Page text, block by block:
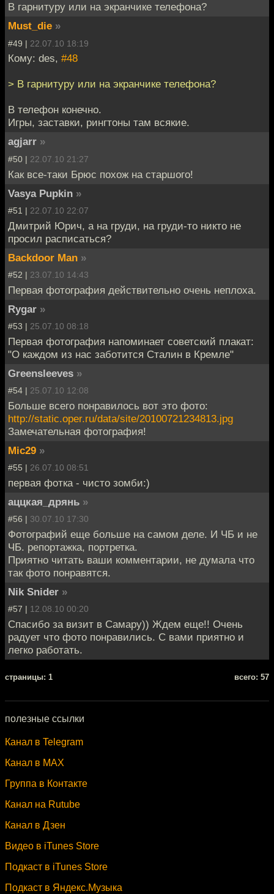
В гарнитуру или на экранчике телефона?
Must_die »
#49 | 22.07.10 18:19
Кому: des, #48
> В гарнитуру или на экранчике телефона?
В телефон конечно.
Игры, заставки, рингтоны там всякие.
agjarr »
#50 | 22.07.10 21:27
Как все-таки Брюс похож на старшого!
Vasya Pupkin »
#51 | 22.07.10 22:07
Дмитрий Юрич, а на груди, на груди-то никто не
просил расписаться?
Backdoor Man »
#52 | 23.07.10 14:43
Первая фотография действительно очень неплоха.
Rygar »
#53 | 25.07.10 08:18
Первая фотография напоминает советский плакат:
"О каждом из нас заботится Сталин в Кремле"
Greensleeves »
#54 | 25.07.10 12:08
Больше всего понравилось вот это фото:
http://static.oper.ru/data/site/20100721234813.jpg
Замечательная фотография!
Mic29 »
#55 | 26.07.10 08:51
первая фотка - чисто зомби:)
аццкая_дрянь »
#56 | 30.07.10 17:30
Фотографий еще больше на самом деле. И ЧБ и не
ЧБ. репортажка, портретка.
Приятно читать ваши комментарии, не думала что
так фото понравятся.
Nik Snider »
#57 | 12.08.10 00:20
Спасибо за визит в Самару)) Ждем еще!! Очень
радует что фото понравились. С вами приятно и
легко работать.
cтраницы: 1 всего: 57
полезные ссылки
Канал в Telegram
Канал в MAX
Группа в Контакте
Канал на Rutube
Канал в Дзен
Видео в iTunes Store
Подкаст в iTunes Store
Подкаст в Яндекс.Музыка